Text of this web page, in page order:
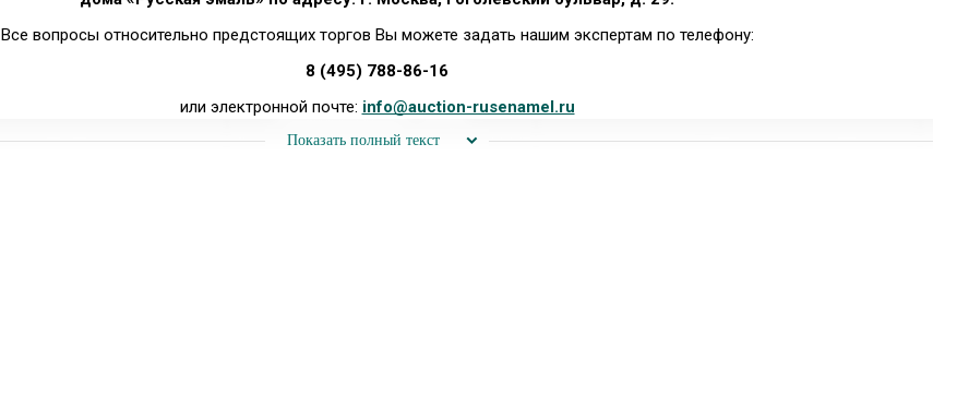
Все вопросы относительно предстоящих торгов Вы можете задать нашим экспертам по телефону:
8 (495) 788-86-16
или электронной почте: info@auction-rusenamel.ru
Показать полный текст